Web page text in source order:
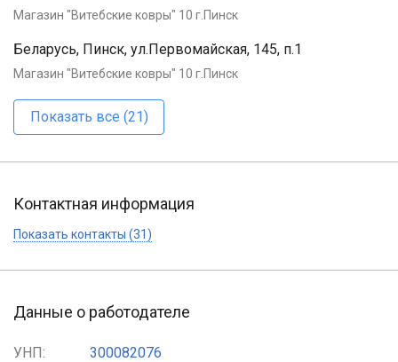
Магазин "Витебские ковры" 10 г.Пинск
Беларусь, Пинск, ул.Первомайская, 145, п.1
Магазин "Витебские ковры" 10 г.Пинск
Показать все (21)
Контактная информация
Показать контакты (31)
Данные о работодателе
УНП: 300082076